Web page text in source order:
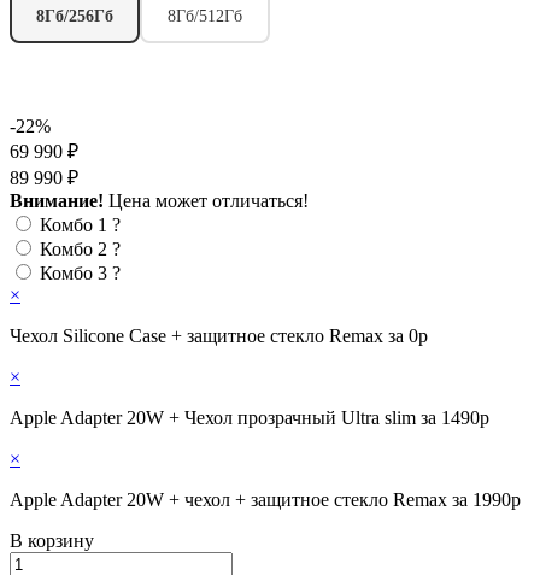
8Гб/256Гб 8Гб/512Гб
-22%
69 990 ₽
89 990 ₽
Внимание! Цена может отличаться!
Комбо 1 ?
Комбо 2 ?
Комбо 3 ?
×
Чехол Silicone Case + защитное стекло Remax за 0р
×
Apple Adapter 20W + Чехол прозрачный Ultra slim за 1490р
×
Apple Adapter 20W + чехол + защитное стекло Remax за 1990р
В корзину